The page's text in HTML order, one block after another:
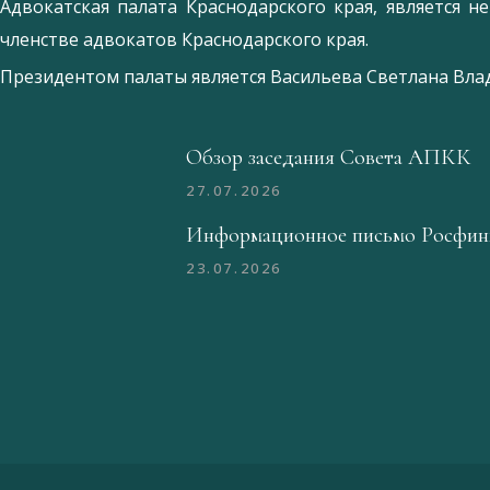
Адвокатская палата Краснодарского края, является
членстве адвокатов Краснодарского края.
Президентом палаты является Ваcильева Светлана
Обзор заседания Совета АПКК
27.07.2026
Информационное письмо
23.07.2026